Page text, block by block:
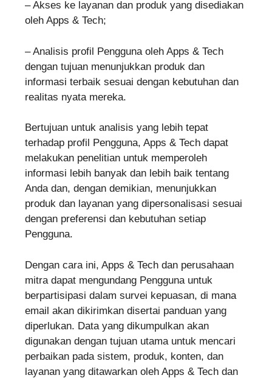
– Akses ke layanan dan produk yang disediakan
oleh Apps & Tech;
– Analisis profil Pengguna oleh Apps & Tech
dengan tujuan menunjukkan produk dan
informasi terbaik sesuai dengan kebutuhan dan
realitas nyata mereka.
Bertujuan untuk analisis yang lebih tepat
terhadap profil Pengguna, Apps & Tech dapat
melakukan penelitian untuk memperoleh
informasi lebih banyak dan lebih baik tentang
Anda dan, dengan demikian, menunjukkan
produk dan layanan yang dipersonalisasi sesuai
dengan preferensi dan kebutuhan setiap
Pengguna.
Dengan cara ini, Apps & Tech dan perusahaan
mitra dapat mengundang Pengguna untuk
berpartisipasi dalam survei kepuasan, di mana
email akan dikirimkan disertai panduan yang
diperlukan. Data yang dikumpulkan akan
digunakan dengan tujuan utama untuk mencari
perbaikan pada sistem, produk, konten, dan
layanan yang ditawarkan oleh Apps & Tech dan